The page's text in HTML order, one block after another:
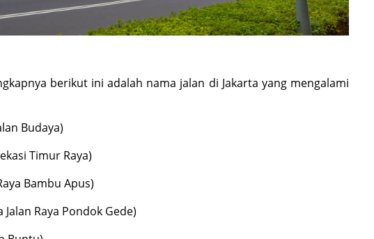
berikut ini adalah nama jalan di Jakarta yang mengalami
Budaya)
Timur Raya)
Bambu Apus)
Raya Pondok Gede)